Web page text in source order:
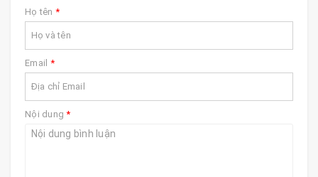
Họ tên *
Email *
Nội dung*